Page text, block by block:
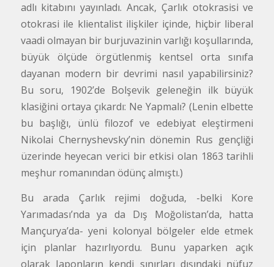
adlı kitabını yayınladı. Ancak, Çarlık otokrasisi ve
otokrasi ile klientalist ilişkiler içinde, hiçbir liberal
vaadi olmayan bir burjuvazinin varlığı koşullarında,
büyük ölçüde örgütlenmiş kentsel orta sınıfa
dayanan modern bir devrimi nasıl yapabilirsiniz?
Bu soru, 1902’de Bolşevik geleneğin ilk büyük
klasiğini ortaya çıkardı: Ne Yapmalı? (Lenin elbette
bu başlığı, ünlü filozof ve edebiyat eleştirmeni
Nikolai Chernyshevsky’nin dönemin Rus gençliği
üzerinde heyecan verici bir etkisi olan 1863 tarihli
meşhur romanından ödünç almıştı.)
Bu arada Çarlık rejimi doğuda, -belki Kore
Yarımadası’nda ya da Dış Moğolistan’da, hatta
Mançurya’da- yeni kolonyal bölgeler elde etmek
için planlar hazırlıyordu. Bunu yaparken açık
olarak Japonların kendi sınırları dışındaki nüfuz